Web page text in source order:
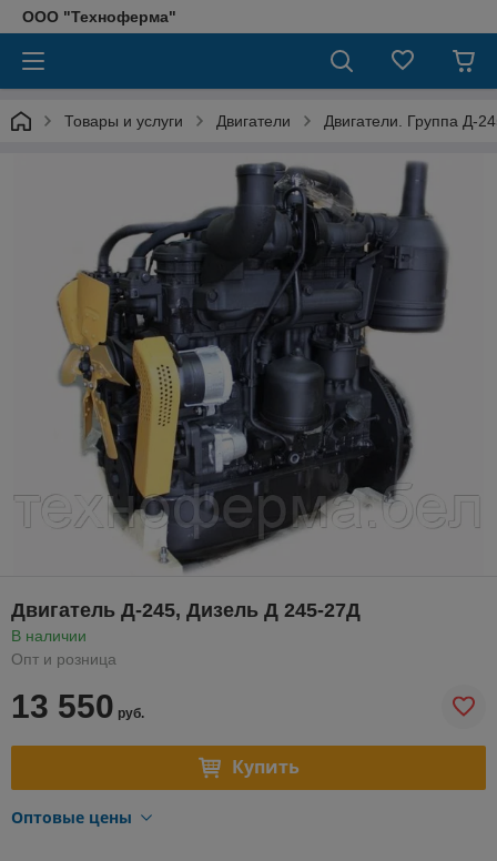
ООО "Техноферма"
Товары и услуги Двигатели Двигатели. Группа Д-
Двигатель Д-245, Дизель Д 245-27Д
В наличии
Опт и розница
13 550 руб.
Купить
Оптовые цены